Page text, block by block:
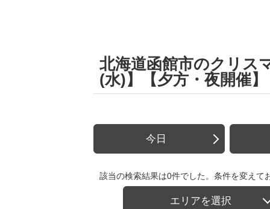
北海道函館市のクリス
(水)】【夕方・夜開催
今日
該当の検索結果は0件でした。条件を変えて
エリアを選択